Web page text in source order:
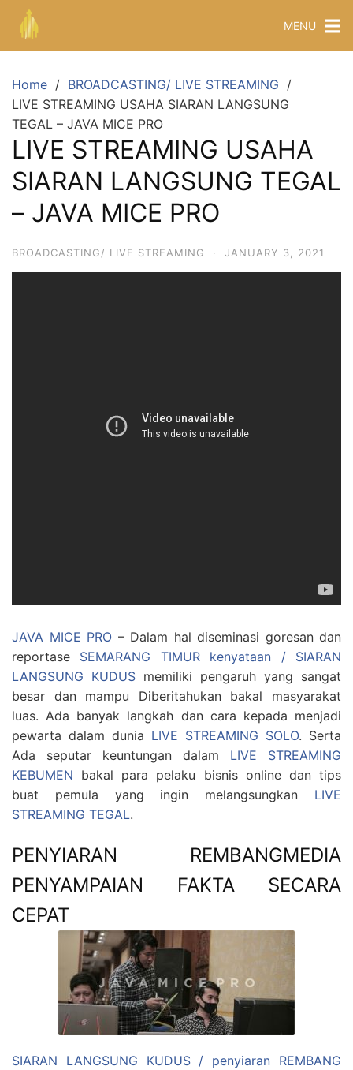
MENU
Home
BROADCASTING/ LIVE STREAMING
LIVE STREAMING USAHA SIARAN LANGSUNG
TEGAL – JAVA MICE PRO
LIVE STREAMING USAHA
SIARAN LANGSUNG TEGAL
– JAVA MICE PRO
BROADCASTING/ LIVE STREAMING · JANUARY 3, 2021
JAVA MICE PRO – Dalam hal diseminasi goresan dan
reportase SEMARANG TIMUR kenyataan / SIARAN
LANGSUNG KUDUS memiliki pengaruh yang sangat
besar dan mampu Diberitahukan bakal masyarakat
luas. Ada banyak langkah dan cara kepada menjadi
pewarta dalam dunia LIVE STREAMING SOLO. Serta
Ada seputar keuntungan dalam LIVE STREAMING
KEBUMEN bakal para pelaku bisnis online dan tips
buat pemula yang ingin melangsungkan LIVE
STREAMING TEGAL.
PENYIARAN REMBANGMEDIA
PENYAMPAIAN FAKTA SECARA
CEPAT
SIARAN LANGSUNG KUDUS / penyiaran REMBANG